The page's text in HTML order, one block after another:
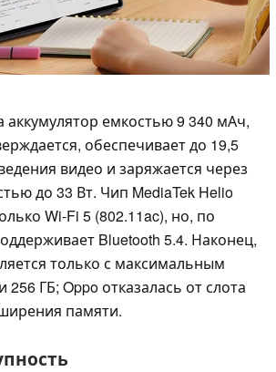
аккумулятор емкостью 9 340 мАч,
обеспечивает до 19,5
видео и заряжается через
до 33 Вт. Чип MediaTek Helio
Wi-Fi 5 (802.11ac), но, по
Bluetooth 5.4. Наконец,
только с максимальным
ГБ; Oppo отказалась от слота
памяти.